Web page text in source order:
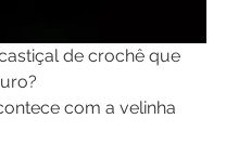
de crochê que
com a velinha